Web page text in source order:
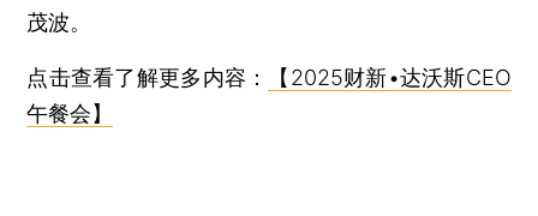
茂波。
点击查看了解更多内容：
【2025财新•达沃斯CEO
午餐会】